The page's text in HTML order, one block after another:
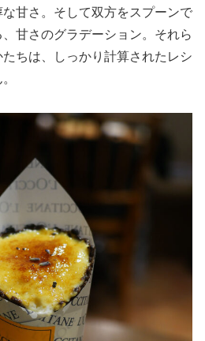
甘さ。そして双方をスプーンで
甘さのグラデーション。それら
ちは、しっかり計算されたレシ